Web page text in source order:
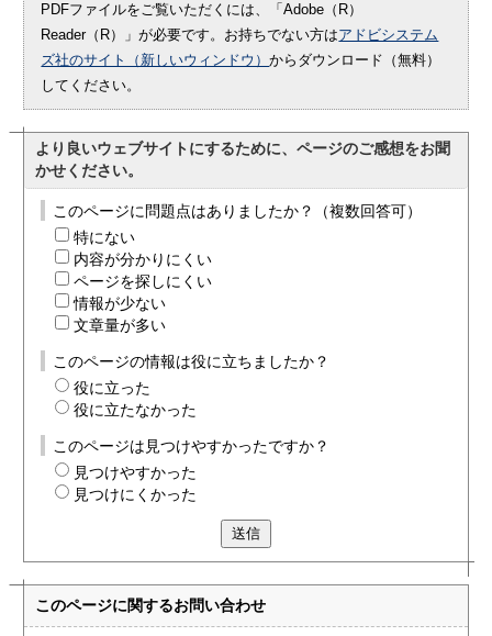
PDFファイルをご覧いただくには、「Adobe（R）
Reader（R）」が必要です。お持ちでない方はアドビシステム
ズ社のサイト（新しいウィンドウ）からダウンロード（無料）
してください。
より良いウェブサイトにするために、ページのご感想をお聞
かせください。
このページに問題点はありましたか？（複数回答可）
特にない
内容が分かりにくい
ページを探しにくい
情報が少ない
文章量が多い
このページの情報は役に立ちましたか？
役に立った
役に立たなかった
このページは見つけやすかったですか？
見つけやすかった
見つけにくかった
送信
このページに関するお問い合わせ